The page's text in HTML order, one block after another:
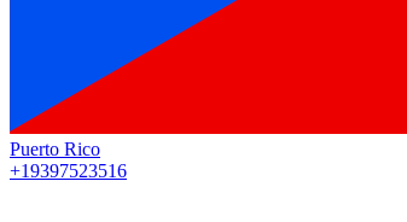
Puerto Rico
+19397523516